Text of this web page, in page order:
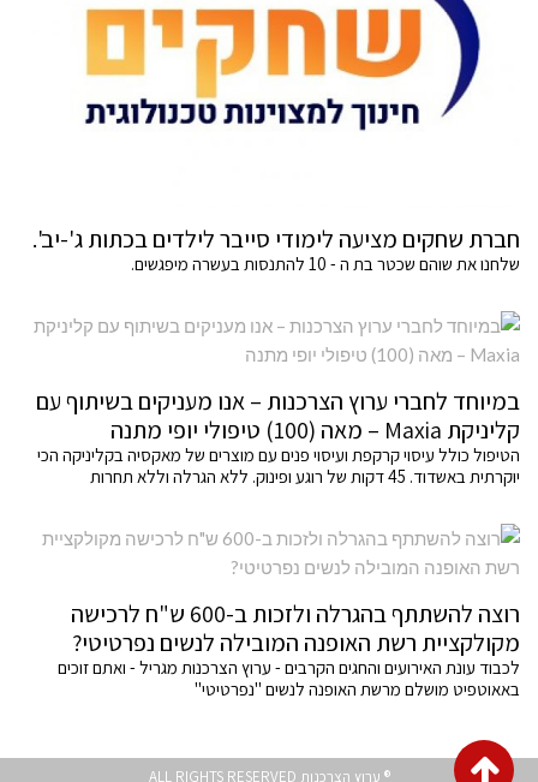
חברת שחקים מציעה לימודי סייבר לילדים בכתות ג'-יב'.
שלחנו את שוהם שכטר בת ה - 10 להתנסות בעשרה מיפגשים.
במיוחד לחברי ערוץ הצרכנות – אנו מעניקים בשיתוף עם
קליניקת Maxia – מאה (100) טיפולי יופי מתנה
הטיפול כולל עיסוי קרקפת ועיסוי פנים עם מוצרים של מאקסיה בקליניקה הכי
יוקרתית באשדוד. 45 דקות של רוגע ופינוק. ללא הגרלה וללא תחרות
רוצה להשתתף בהגרלה ולזכות ב-600 ש"ח לרכישה
מקולקציית רשת האופנה המובילה לנשים נפרטיטי?
לכבוד עונת האירועים והחגים הקרבים - ערוץ הצרכנות מגריל - ואתם זוכים
באאוטפיט מושלם מרשת האופנה לנשים "נפרטיטי"
® ערוץ הצרכנות ALL RIGHTS RESERVED גלילה